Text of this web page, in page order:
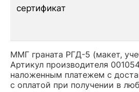
сертификат
ММГ граната РГД-5 (макет,
Артикул производителя
наложенным платежем с
с оплатой при получении в